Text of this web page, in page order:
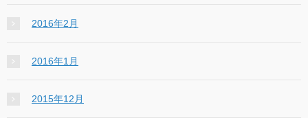
2016年2月
2016年1月
2015年12月